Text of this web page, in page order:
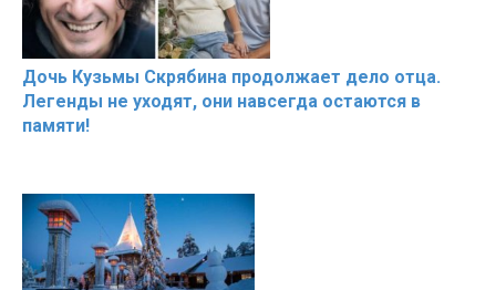
Дочь Кузьмы Скрябина продолжает дело отца.
Легенды не уходят, они навсегда остаются в
памяти!